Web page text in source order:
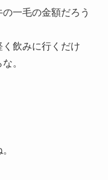
一毛の金額だろう
飲みに行くだけ
。